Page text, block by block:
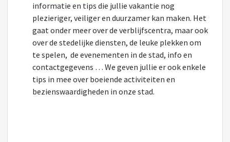
informatie en tips die jullie vakantie nog
plezieriger, veiliger en duurzamer kan maken. Het
gaat onder meer over de verblijfscentra, maar ook
over de stedelijke diensten, de leuke plekken om
te spelen, de evenementen in de stad, info en
contactgegevens … We geven jullie er ook enkele
tips in mee over boeiende activiteiten en
bezienswaardigheden in onze stad.